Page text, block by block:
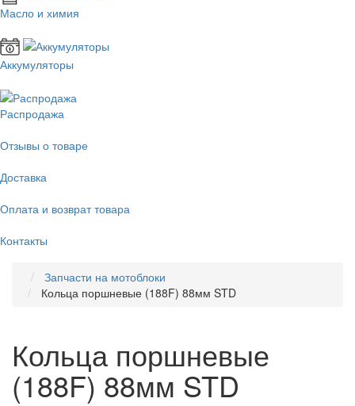
Масло и химия
Аккумуляторы
Распродажа
Отзывы о товаре
Доставка
Оплата и возврат товара
Контакты
Запчасти на мотоблоки
Кольца поршневые (188F) 88мм STD
Кольца поршневые
(188F) 88мм STD